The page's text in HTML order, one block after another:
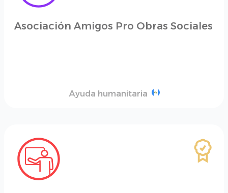
Asociación Amigos Pro Obras Sociales
Ayuda humanitaria